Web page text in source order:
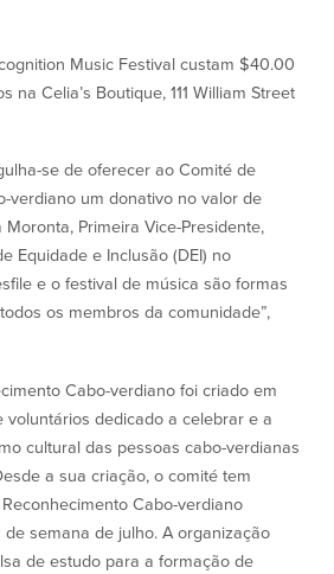
Priority Funding
Recursos
Music Festival custam $40.00
na Celia’s Boutique, 111 William Street
se de oferecer ao Comité de
verdiano um donativo no valor de
Primeira Vice-Presidente,
Equidade e Inclusão (DEI) no
e o festival de música são formas
os membros da comunidade”,
Cabo-verdiano foi criado em
voluntários dedicado a celebrar e a
cultural das pessoas cabo-verdianas
a sua criação, o comité tem
Cabo-verdiano
semana de julho. A organização
de estudo para a formação de